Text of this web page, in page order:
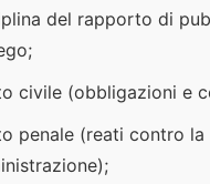
del rapporto di
civile (obbligazioni e
penale (reati contro la